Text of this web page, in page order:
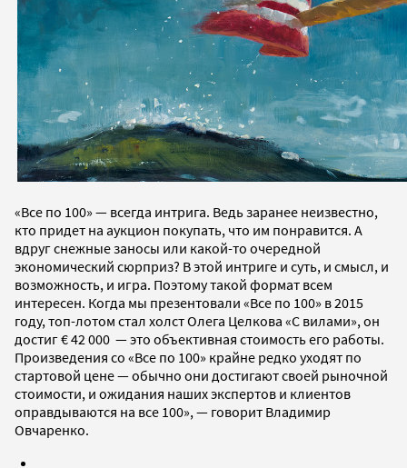
«Все по 100» — всегда интрига. Ведь заранее неизвестно,
кто придет на аукцион покупать, что им понравится. А
вдруг снежные заносы или какой-то очередной
экономический сюрприз? В этой интриге и суть, и смысл, и
возможность, и игра. Поэтому такой формат всем
интересен. Когда мы презентовали «Все по 100» в 2015
году, топ-лотом стал холст Олега Целкова «С вилами», он
достиг € 42 000 — это объективная стоимость его работы.
Произведения со «Все по 100» крайне редко уходят по
стартовой цене — обычно они достигают своей рыночной
стоимости, и ожидания наших экспертов и клиентов
оправдываются на все 100», — говорит Владимир
Овчаренко.